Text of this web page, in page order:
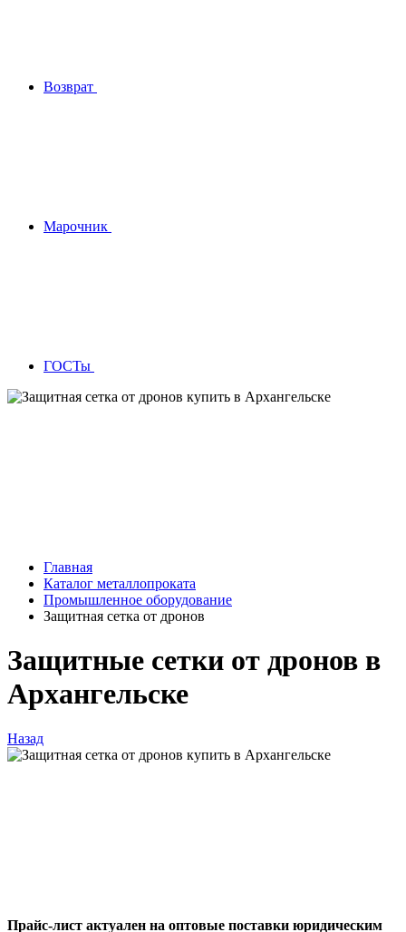
Возврат
Марочник
ГОСТы
Главная
Каталог металлопроката
Промышленное оборудование
Защитная сетка от дронов
Защитные сетки от дронов в
Архангельске
Назад
Прайс-лист актуален на оптовые поставки юридическим